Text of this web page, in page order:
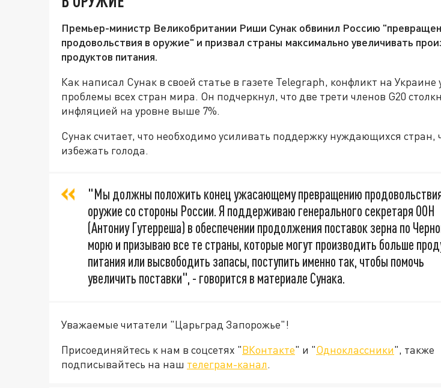
Премьер-министр Великобритании Риши Сунак обвинил Россию
продовольствия в оружие" и призвал страны максимально увеличивать
продуктов питания.
Как написал Сунак в своей статье в газете Telegraph, конфликт на Украине
проблемы всех стран мира. Он подчеркнул, что две трети членов G20
инфляцией на уровне выше 7%.
Сунак считает, что необходимо усиливать поддержку нуждающихся стран,
избежать голода.
"Мы должны положить конец ужасающему превращению
оружие со стороны России. Я поддерживаю генерального секретаря ООН
(Антониу Гутерреша) в обеспечении продолжения поставок зерна по
морю и призываю все те страны, которые могут производить больше
питания или высвободить запасы, поступить именно так, чтобы помочь
увеличить поставки", - говорится в материале Сунака.
Уважаемые читатели "Царьград Запорожье"!
Присоединяйтесь к нам в соцсетях "ВКонтакте" и "Одноклассники", также
подписывайтесь на наш телеграм-канал.